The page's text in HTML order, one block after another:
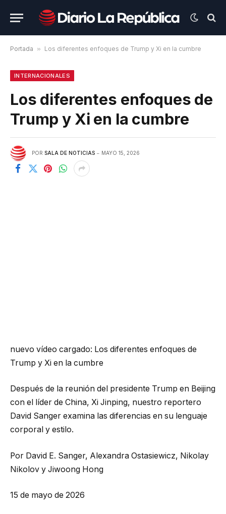
Portada » Los diferentes enfoques de Trump y Xi en la cumbre
INTERNACIONALES
Los diferentes enfoques de
Trump y Xi en la cumbre
POR SALA DE NOTICIAS MAYO 15, 2026
nuevo vídeo cargado: Los diferentes enfoques de
Trump y Xi en la cumbre
Después de la reunión del presidente Trump en Beijing
con el líder de China, Xi Jinping, nuestro reportero
David Sanger examina las diferencias en su lenguaje
corporal y estilo.
Por David E. Sanger, Alexandra Ostasiewicz, Nikolay
Nikolov y Jiwoong Hong
15 de mayo de 2026